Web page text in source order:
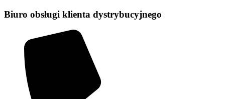
Biuro obsługi klienta dystrybucyjnego